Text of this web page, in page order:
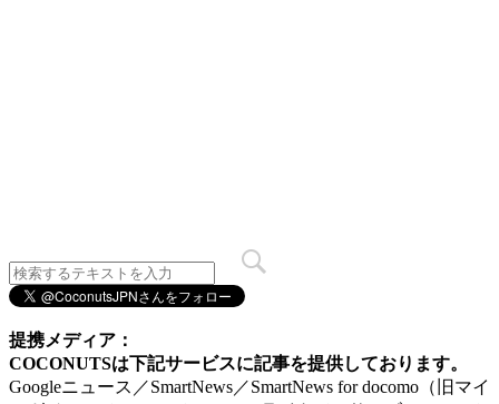
提携メディア：
COCONUTSは下記サービスに記事を提供しております。
Googleニュース／SmartNews／SmartNews for docomo（旧マイ